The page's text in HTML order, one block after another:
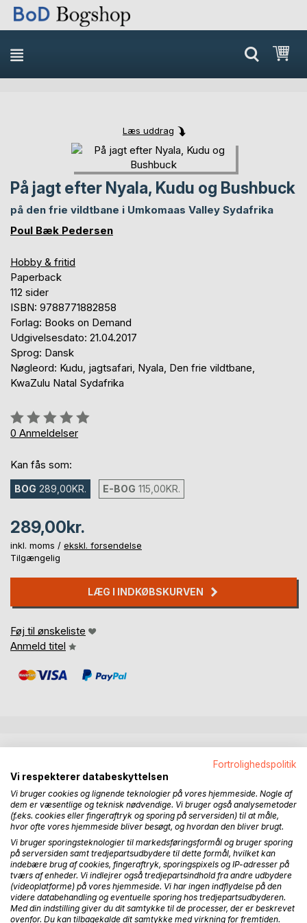
Læs uddrag
Skip
to
the
end
of
Skip
to
the
beginning
of
På jagt efter Nyala, Kudu og Bushbuck
på den frie vildtbane i Umkomaas Valley Sydafrika
Poul Bæk Pedersen
Hobby & fritid
Paperback
112 sider
ISBN: 9788771882858
Forlag: Books on Demand
Udgivelsesdato: 21.04.2017
Sprog: Dansk
Nøgleord: Kudu, jagtsafari, Nyala, Den frie vildtbane,
KwaZulu Natal Sydafrika
Anmeldelse::
0%
0 Anmeldelser
Kan fås som:
BOG 289,00KR. E-BOG 115,00KR.
289,00kr.
inkl. moms / ekskl. forsendelse
Tilgængelig
LÆG I INDKØBSKURVEN
Føj til ønskeliste
Anmeld titel
BESKRIVELSE
Dette er en fortælling om en jagtsafari i Afrika, som
gengiver oplevelser og glæden ved jagten i det afrikanske
landskab efter de fantastisk smukke antiloper som kudu,
nyala, bushbuck og impala.
Jagten foregår i KwaZulu Natal i Sydafrika, hvor det er
muligt at komme på jagt på den frie vildtbane uden høje
vildthegn. Dette har været afgørende for forfatteren og
berøres som et tema i bogen.
Fortrolighedspolitik
Vi respekterer databeskyttelsen
Vi bruger cookies og lignende teknologier på vores hjemmeside. Nogle af
dem er væsentlige og teknisk nødvendige. Vi bruger også analysemetoder
(f.eks. cookies eller fingeraftryk og sporing på serversiden) til at måle,
hvor ofte vores hjemmeside bliver besøgt, og hvordan den bliver brugt.
Vi bruger sporingsteknologier til markedsføringsformål og bruger sporing
på serversiden samt tredjepartsudbydere til dette formål, hvilket kan
indebære brug af cookies, fingeraftryk, sporingspixels og IP-adresser på
tværs af enheder. Vi indlejrer også tredjepartsindhold fra andre udbydere
(videoplatforme) på vores hjemmeside. Vi har ingen indflydelse på den
videre databehandling og eventuelle sporing hos tredjepartsudbyderen.
Med din indstilling giver du dit samtykke til de processer, der er beskrevet
ovenfor. Du kan tilbagekalde dit samtykke med virkning for fremtiden.